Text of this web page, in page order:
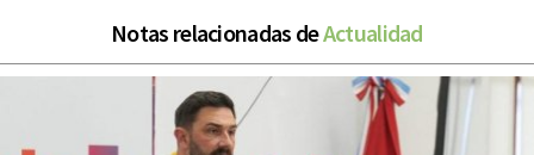
Notas relacionadas deActualidad